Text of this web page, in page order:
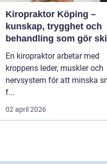
Kiropraktor Köping –
kunskap, trygghet och
behandling som gör
En kiropraktor arbetar med
kroppens leder, muskler och
nervsystem för att minska
f...
02 april 2026